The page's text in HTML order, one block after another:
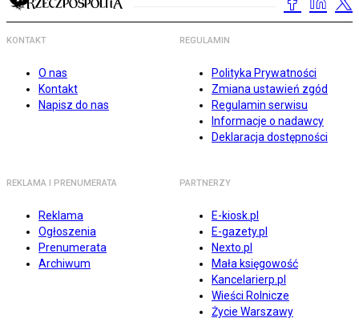
KONTAKT
O nas
Kontakt
Napisz do nas
REGULAMIN
Polityka Prywatności
Zmiana ustawień zgód
Regulamin serwisu
Informacje o nadawcy
Deklaracja dostępności
REKLAMA I PRENUMERATA
Reklama
Ogłoszenia
Prenumerata
Archiwum
PARTNERZY
E-kiosk.pl
E-gazety.pl
Nexto.pl
Mała księgowość
Kancelarierp.pl
Wieści Rolnicze
Życie Warszawy